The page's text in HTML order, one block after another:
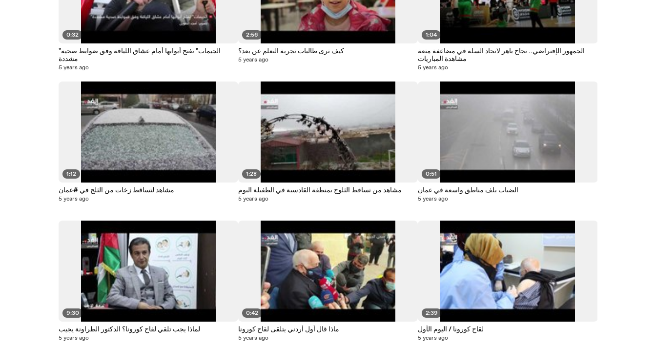
0:32
"الجيمات" تفتح أبوابها أمام عشاق اللياقة وفق ضوابط صحية
مشددة
5 years ago
1:12
مشاهد لتساقط زخات من الثلج في #عمان
5 years ago
9:30
لماذا يجب تلقي لقاح كورونا؟ الدكتور الطراونة يجيب
5 years ago
2:56
كيف ترى طالبات تجربة التعلم عن بعد؟
5 years ago
1:28
مشاهد من تساقط الثلوج بمنطقة القادسية في الطفيلة اليوم
5 years ago
0:42
ماذا قال أول أردني يتلقى لقاح كورونا
5 years ago
1:04
الجمهور الإفتراضي.. نجاح باهر لاتحاد السلة في مضاعفة متعة
مشاهدة المباريات
5 years ago
0:51
الضباب يلف مناطق واسعة في عمان
5 years ago
2:39
لقاح كورونا / اليوم الأول
5 years ago